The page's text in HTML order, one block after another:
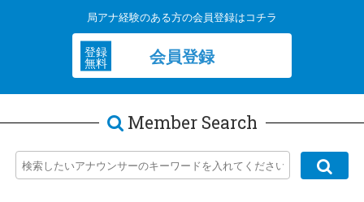
送「Groovin'水曜日」にパーソナリティとして出
演します。
メッセージテーマはX(旧Twitter)にて告知いたします。 地域の情
報、全国のニュース、交通情報、気象情報、にっこりニュース、今
週の注目プレスリリース、今夜の一杯、他
2026.6.3
むさしのFM☆6/10(水)16時から18時59分まで生放
局アナ経験のある方の会員登録はコチラ
登録
無料 会員登録
Member Search